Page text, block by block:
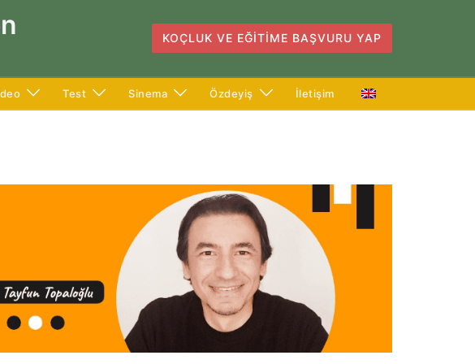
KOÇLUK VE EĞITIME BAŞVURU YAP
Test Sinema Özdeyiş İletişim